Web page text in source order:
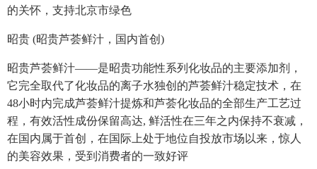
的关怀，支持北京市绿色
昭贵 (昭贵芦荟鲜汁，国内首创)
昭贵芦荟鲜汁——是昭贵功能性系列化妆品的主要添加剂，
它完全取代了化妆品的离子水独创的芦荟鲜汁稳定技术，在
48小时内完成芦荟鲜汁提炼和芦荟化妆品的全部生产工艺过
程，有效活性成份保留高达, 鲜活性在三年之内保持不衰减，
在国内属于首创，在国际上处于地位自投放市场以来，惊人
的美容效果，受到消费者的一致好评